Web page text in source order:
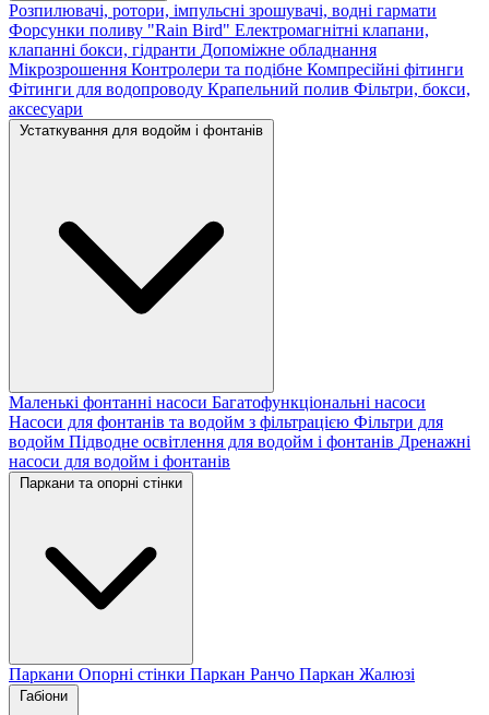
Розпилювачі, ротори, імпульсні зрошувачі, водні гармати
Форсунки поливу "Rain Bird" Електромагнітні клапани,
клапанні бокси, гідранти Допоміжне обладнання
Мікрозрошення Контролери та подібне Компресійні фітинги
Фітинги для водопроводу Крапельний полив Фільтри, бокси,
аксесуари
Устаткування для водойм і фонтанів
Маленькі фонтанні насоси Багатофункціональні насоси
Насоси для фонтанів та водойм з фільтрацією Фільтри для
водойм Підводне освітлення для водойм і фонтанів Дренажні
насоси для водойм і фонтанів
Паркани та опорні стінки
Паркани Опорні стінки Паркан Ранчо Паркан Жалюзі
Габіони